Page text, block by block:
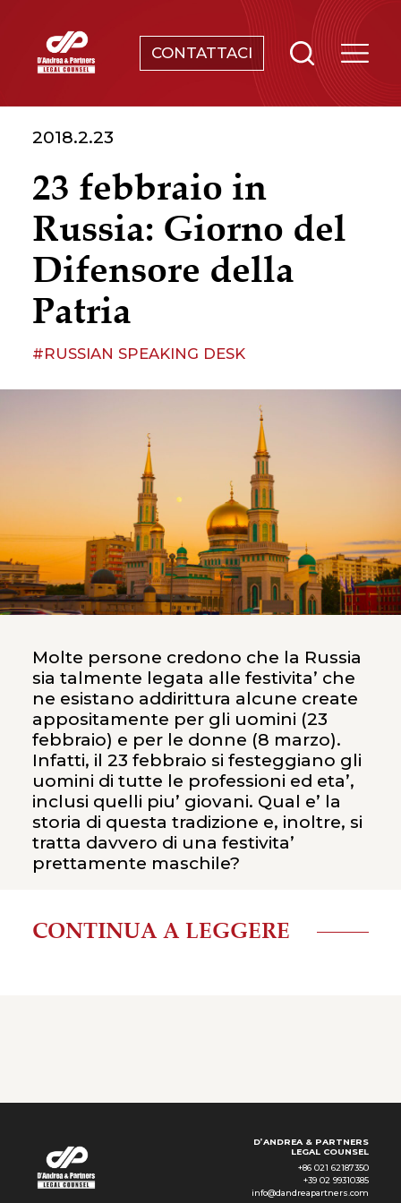
CONTATTACI
CHI SIAMO
NEWS & EVENTI
CONOSCENZE
CONTATTI
2018.2.23
23 febbraio in
Russia: Giorno del
Difensore della
Patria
#RUSSIAN SPEAKING DESK
Molte persone credono che la Russia
sia talmente legata alle festivita’ che
ne esistano addirittura alcune create
appositamente per gli uomini (23
febbraio) e per le donne (8 marzo).
Infatti, il 23 febbraio si festeggiano gli
uomini di tutte le professioni ed eta’,
inclusi quelli piu’ giovani. Qual e’ la
storia di questa tradizione e, inoltre, si
tratta davvero di una festivita’
prettamente maschile?
CONTINUA A LEGGERE
D’ANDREA & PARTNERS
LEGAL COUNSEL
+86 021 62187350
+39 02 99310385
info@dandreapartners.com